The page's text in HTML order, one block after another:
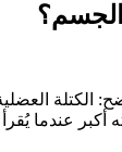
الجسم؟
عندما